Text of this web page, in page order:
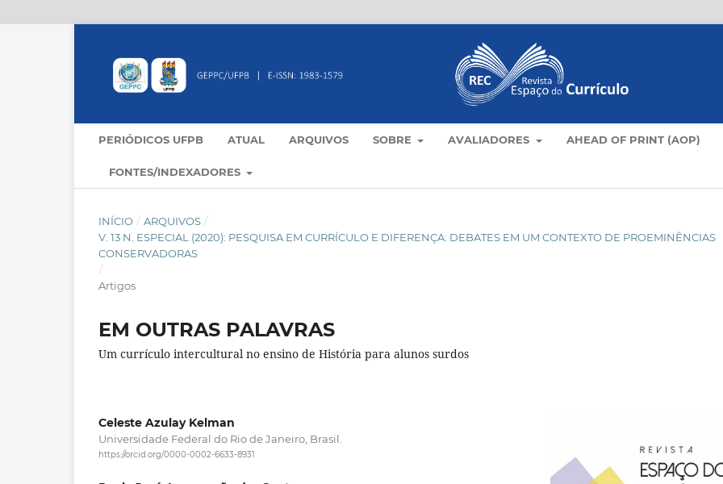
PERIÓDICOS UFPB ATUAL ARQUIVOS SOBRE AVALIADORES AHEAD OF PRINT (AOP)
FONTES/INDEXADORES
INÍCIO / ARQUIVOS /
V. 13 N. ESPECIAL (2020): PESQUISA EM CURRÍCULO E DIFERENÇA: DEBATES EM UM CONTEXTO DE PROEMINÊNCIAS
CONSERVADORAS
/
Artigos
EM OUTRAS PALAVRAS
Um currículo intercultural no ensino de História para alunos surdos
Celeste Azulay Kelman
Universidade Federal do Rio de Janeiro, Brasil.
https://orcid.org/0000-0002-6633-8931